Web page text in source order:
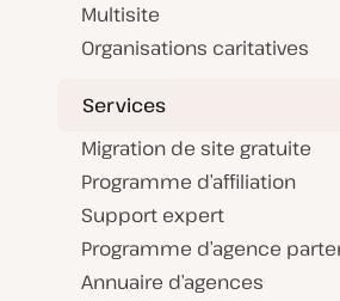
Multisite
Organisations caritatives
Services
Migration de site gratuite
Programme d’affiliation
Support expert
Programme d’agence
Annuaire d’agences